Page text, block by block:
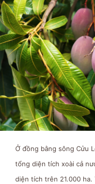
Ở đồng bằng sông Cửu
tổng diện tích xoài cả
diện tích trên 21.000 ha.